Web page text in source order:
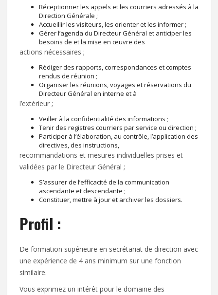
Réceptionner les appels et les courriers adressés à la
Direction Générale ;
Accueillir les visiteurs, les orienter et les informer ;
Gérer l’agenda du Directeur Général et anticiper les
besoins de et la mise en œuvre des
actions nécessaires ;
Rédiger des rapports, correspondances et comptes
rendus de réunion ;
Organiser les réunions, voyages et réservations du
Directeur Général en interne et à
l’extérieur ;
Veiller à la confidentialité des informations ;
Tenir des registres courriers par service ou direction ;
Participer à l’élaboration, au contrôle, l’application des
directives, des instructions,
recommandations et mesures individuelles prises et
validées par le Directeur Général ;
S’assurer de l’efficacité de la communication
ascendante et descendante ;
Constituer, mettre à jour et archiver les dossiers.
Profil :
De formation supérieure en secrétariat de direction avec
une expérience de 4 ans minimum sur une fonction
similaire.
Vous exprimez un intérêt pour le domaine des